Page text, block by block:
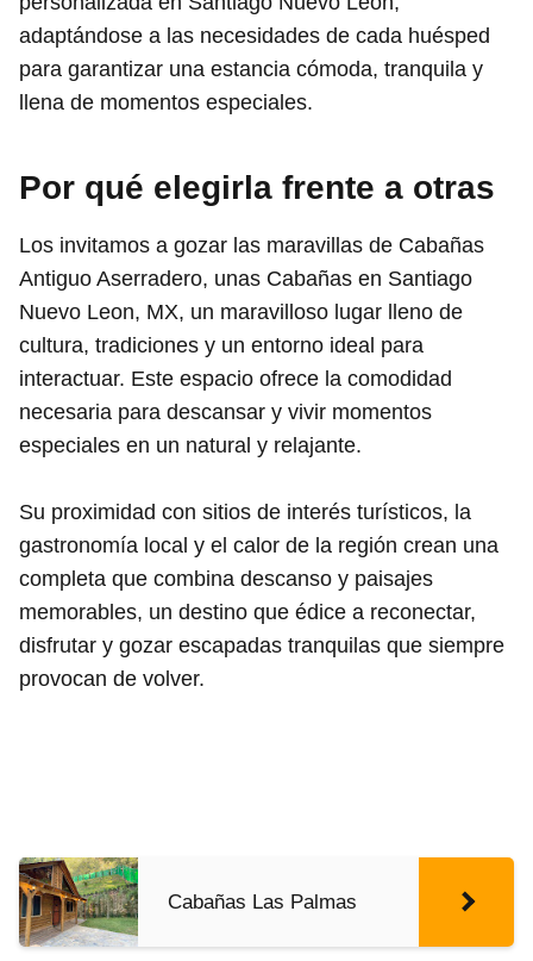
adaptándose a las necesidades de cada huésped
para garantizar una estancia cómoda, tranquila y
llena de momentos especiales.
Por qué elegirla frente a otras
Los invitamos a gozar las maravillas de Cabañas
Antiguo Aserradero, unas Cabañas en Santiago
Nuevo Leon, MX, un maravilloso lugar lleno de
cultura, tradiciones y un entorno ideal para
interactuar. Este espacio ofrece la comodidad
necesaria para descansar y vivir momentos
especiales en un natural y relajante.
Su proximidad con sitios de interés turísticos, la
gastronomía local y el calor de la región crean una
completa que combina descanso y paisajes
memorables, un destino que édice a reconectar,
disfrutar y gozar escapadas tranquilas que siempre
provocan de volver.
Cabañas Las Palmas